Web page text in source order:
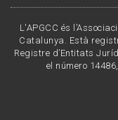
L'APGCC és
Catalunya. Està
Registre d’Entitats
el número